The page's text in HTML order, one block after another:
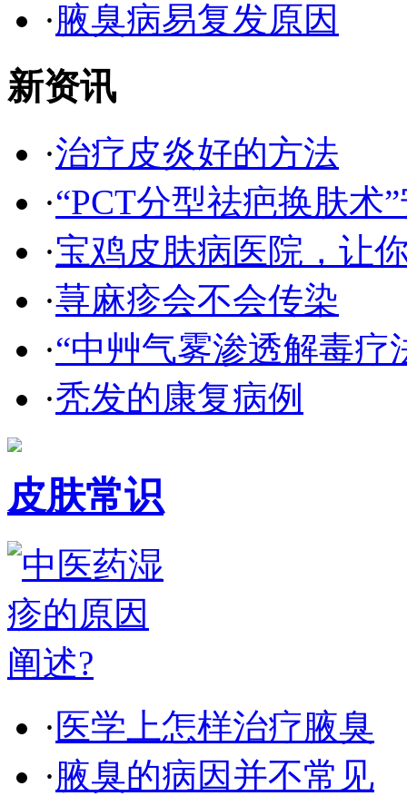
·腋臭病易复发原因
新资讯
·治疗皮炎好的方法
·“PCT分型祛疤换肤术
·宝鸡皮肤病医院，让
·荨麻疹会不会传染
·“中艸气雾渗透解毒疗
·秃发的康复病例
皮肤常识
· 医学上怎样治疗腋臭
·腋臭的病因并不常见